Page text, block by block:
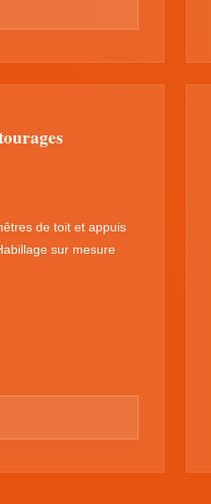
de toit et appuis
sur mesure